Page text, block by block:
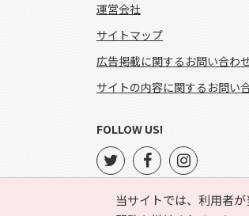
当サイトでは、利用者
運営会社
サイトマップ
広告掲載に関するお問い合わ
サイトの内容に関するお問い
FOLLOW US!